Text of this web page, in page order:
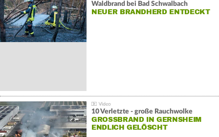
Waldbrand bei Bad Schwalbach
NEUER BRANDHERD ENTDECKT
10 Verletzte - große Rauchwolke
GROSSBRAND IN GERNSHEIM E
NDLICH GELÖSCHT